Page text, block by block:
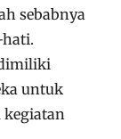
sebabnya
untuk